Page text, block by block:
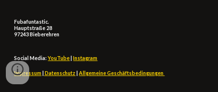
Fubafuntastic.
Hauptstraße 28
97243 Bieberehren
Social Media:YouTube|Instagram
Impressum | Datenschutz |Allgemeine Geschäftsbedingungen